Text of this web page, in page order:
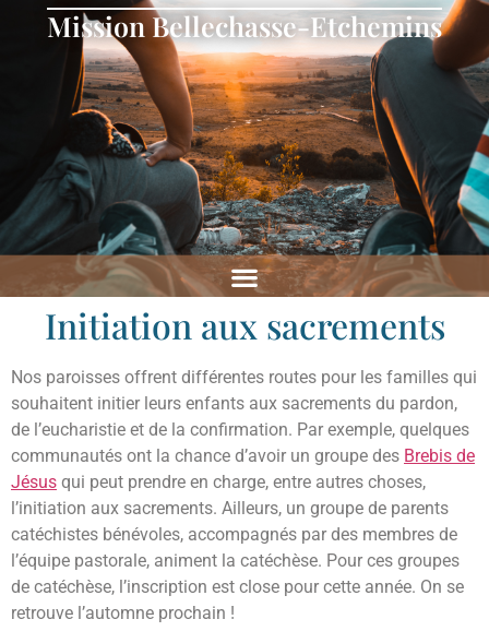
Mission Bellechasse-Etchemins
Initiation aux sacrements
Nos paroisses offrent différentes routes pour les familles qui
souhaitent initier leurs enfants aux sacrements du pardon,
de l’eucharistie et de la confirmation. Par exemple, quelques
communautés ont la chance d’avoir un groupe des Brebis de
Jésus qui peut prendre en charge, entre autres choses,
l’initiation aux sacrements. Ailleurs, un groupe de parents
catéchistes bénévoles, accompagnés par des membres de
l’équipe pastorale, animent la catéchèse. Pour ces groupes
de catéchèse, l’inscription est close pour cette année. On se
retrouve l’automne prochain !